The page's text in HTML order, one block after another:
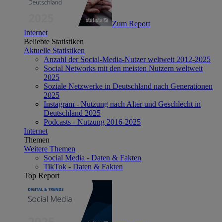
Zum Report
Internet
Beliebte Statistiken
Aktuelle Statistiken
Anzahl der Social-Media-Nutzer weltweit 2012-2025
Social Networks mit den meisten Nutzern weltweit
2025
Soziale Netzwerke in Deutschland nach Generationen
2025
Instagram - Nutzung nach Alter und Geschlecht in
Deutschland 2025
Podcasts - Nutzung 2016-2025
Internet
Themen
Weitere Themen
Social Media - Daten & Fakten
TikTok - Daten & Fakten
Top Report